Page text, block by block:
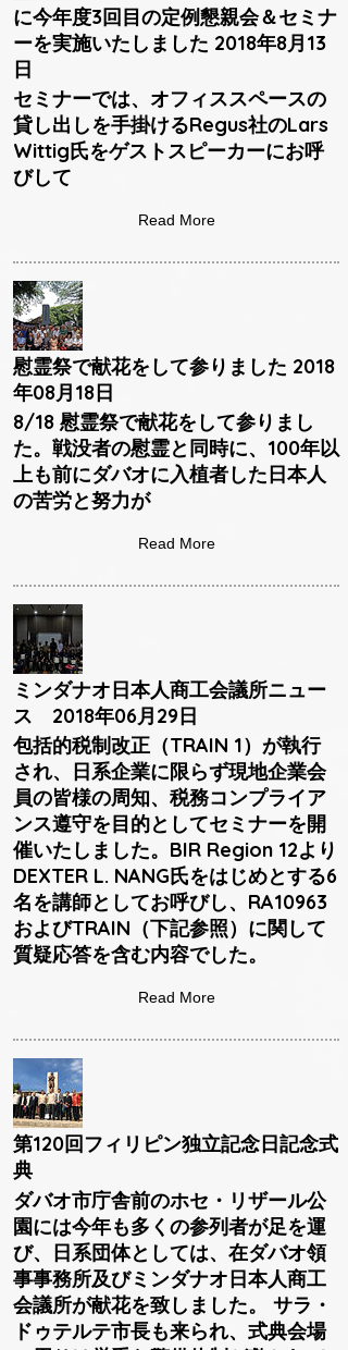
に今年度3回目の定例懇親会＆セミナ
ーを実施いたしました 2018年8月13
日
セミナーでは、オフィススペースの
貸し出しを手掛けるRegus社のLars
Wittig氏をゲストスピーカーにお呼
びして
Read More
慰霊祭で献花をして参りました 2018
年08月18日
8/18 慰霊祭で献花をして参りまし
た。戦没者の慰霊と同時に、100年以
上も前にダバオに入植者した日本人
の苦労と努力が
Read More
ミンダナオ日本人商工会議所ニュー
ス 2018年06月29日
包括的税制改正（TRAIN 1）が執行
され、日系企業に限らず現地企業会
員の皆様の周知、税務コンプライア
ンス遵守を目的としてセミナーを開
催いたしました。BIR Region 12より
DEXTER L. NANG氏をはじめとする6
名を講師としてお呼びし、RA10963
およびTRAIN（下記参照）に関して
質疑応答を含む内容でした。
Read More
第120回フィリピン独立記念日記念式
典
ダバオ市庁舎前のホセ・リザール公
園には今年も多くの参列者が足を運
び、日系団体としては、在ダバオ領
事事務所及びミンダナオ日本人商工
会議所が献花を致しました。 サラ・
ドゥテルテ市長も来られ、式典会場